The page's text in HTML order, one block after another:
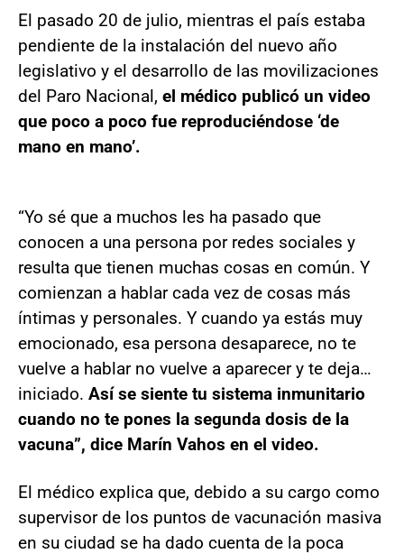
El pasado 20 de julio, mientras el país estaba
pendiente de la instalación del nuevo año
legislativo y el desarrollo de las movilizaciones
del Paro Nacional, el médico publicó un video
que poco a poco fue reproduciéndose ‘de
mano en mano’.
“Yo sé que a muchos les ha pasado que
conocen a una persona por redes sociales y
resulta que tienen muchas cosas en común. Y
comienzan a hablar cada vez de cosas más
íntimas y personales. Y cuando ya estás muy
emocionado, esa persona desaparece, no te
vuelve a hablar no vuelve a aparecer y te deja…
iniciado. Así se siente tu sistema inmunitario
cuando no te pones la segunda dosis de la
vacuna”, dice Marín Vahos en el video.
El médico explica que, debido a su cargo como
supervisor de los puntos de vacunación masiva
en su ciudad se ha dado cuenta de la poca